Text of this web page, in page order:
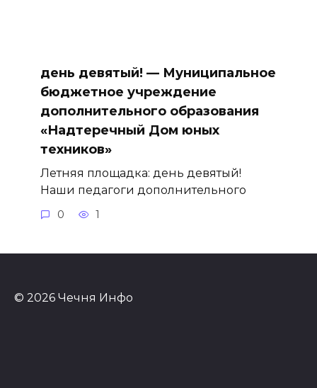
день девятый! — Муниципальное
бюджетное учреждение
дополнительного образования
«Надтеречный Дом юных
техников»
Летняя площадка: день девятый!
Наши педагоги дополнительного
0 1
© 2026 Чечня Инфо